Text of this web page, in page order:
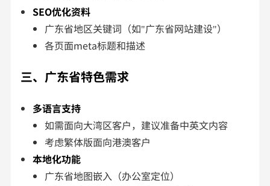
SEO优化资料
广东省地区关键词（如"广东省网站建设"）
各页面meta标题和描述
三、广东省特色需求
多语言支持
如需面向大湾区客户，建议准备中英文内容
考虑繁体版面向港澳客户
本地化功能
广东省地图嵌入（办公室定位）